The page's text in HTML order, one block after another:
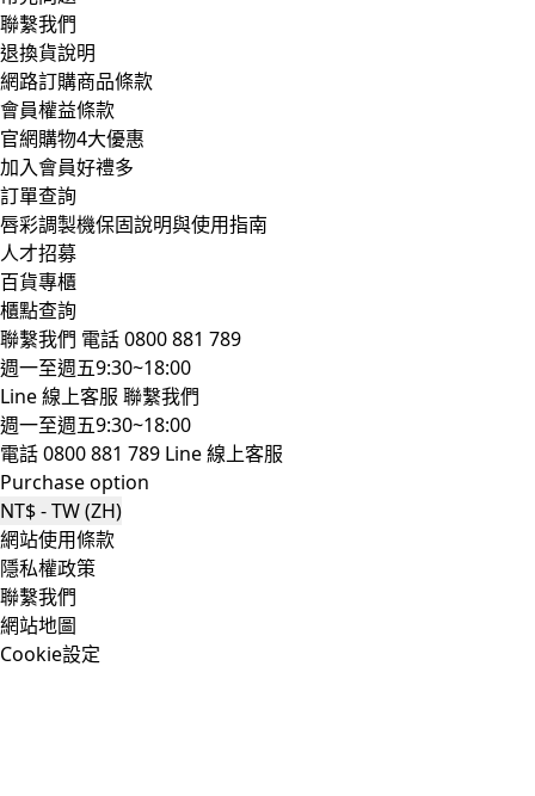
聯繫我們
退換貨說明
網路訂購商品條款
會員權益條款
官網購物4大優惠
加入會員好禮多
訂單查詢
唇彩調製機保固說明與使用指南
人才招募
百貨專櫃
櫃點查詢
聯繫我們 電話 0800 881 789
週一至週五9:30~18:00
Line 線上客服 聯繫我們
週一至週五9:30~18:00
電話 0800 881 789 Line 線上客服
Purchase option
NT$ - TW (ZH)
網站使用條款
隱私權政策
聯繫我們
網站地圖
Cookie設定